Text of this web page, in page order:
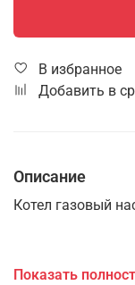
В избранное
Добавить в
Описание
Котел газовый
24 кВт, только
Показать